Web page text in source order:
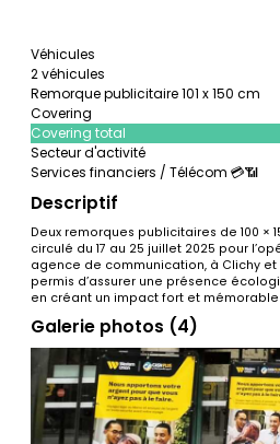
Véhicules
2 véhicules
Remorque publicitaire 101 x 150 cm
Covering
Covering total
Secteur d'activité
Services financiers / Télécom 💳📶
Descriptif
Deux remorques publicitaires de 100 ×
circulé du 17 au 25 juillet 2025 pour
agence de communication, à Clichy
permis d’assurer une présence
en créant un impact fort et
Galerie photos (4)